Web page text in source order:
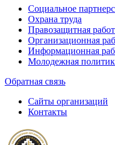
Социальное
Охрана труда
Правозащитная
Организационная
Информационная
Молодежная
Обратная связь
Сайты организаций
Контакты